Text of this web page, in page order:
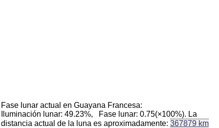
Fase lunar actual en Guayana Francesa:
Iluminación lunar: 49.23%, Fase lunar: 0.75(×100%). La
distancia actual de la luna es aproximadamente: 367879 km